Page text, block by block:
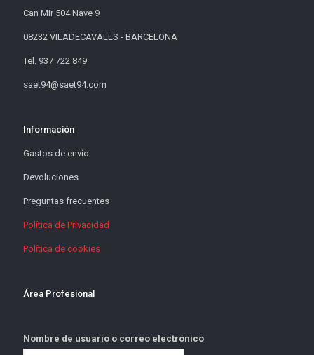
Can Mir 504 Nave 9
08232 VILADECAVALLS - BARCELONA
Tel. 937 722 849
saet94@saet94.com
Información
Gastos de envío
Devoluciones
Preguntas frecuentes
Política de Privacidad
Política de cookies
Área Profesional
Nombre de usuario o correo electrónico